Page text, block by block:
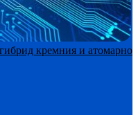
кремния и атомарно